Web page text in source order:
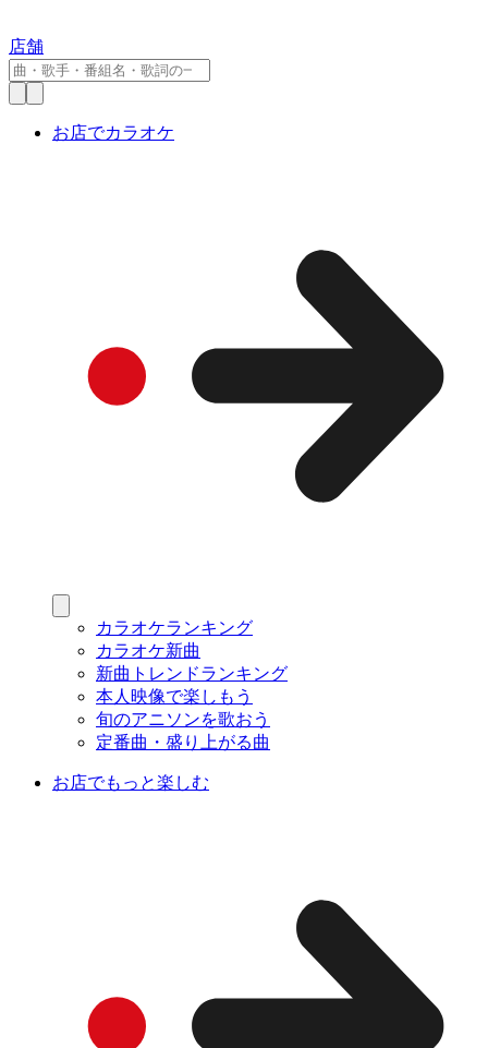
店舗
お店でカラオケ
カラオケランキング
カラオケ新曲
新曲トレンドランキング
本人映像で楽しもう
旬のアニソンを歌おう
定番曲・盛り上がる曲
お店でもっと楽しむ